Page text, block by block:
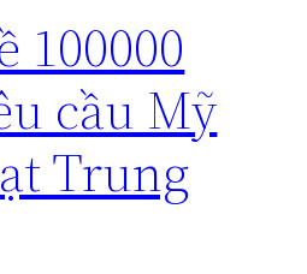
100000
cầu Mỹ
Trung